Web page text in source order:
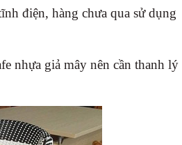
điện, hàng chưa qua sử dụng
nhựa giả mây nên cần thanh lý